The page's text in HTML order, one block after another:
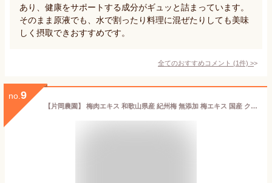
あり、健康をサポートする成分がギュッと詰まっています。
そのまま原液でも、水で割ったり料理に混ぜたりしても美味
しく摂取できおすすめです。
全てのおすすめコメント (1件) >
no. 9
【片岡農園】 梅肉エキス 和歌山県産 紀州梅 無添加 梅エキス 国産 クエン酸 90g アルカリ性食品 (90ｇ, 1, 個)